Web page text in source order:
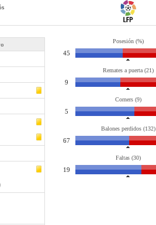
Posesión (%)
45
Remates a puerta (21)
9
Corners (9)
5
Balones perdidos (132)
67
Faltas (30)
19